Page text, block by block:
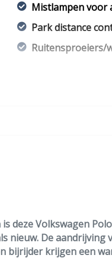
Mistlampen voor
Park distance
Ruitensproeiers/
Elektronische
Hoofd airbag(s)
deze Volkswagen
nieuw. De
bijrijder krijgen een